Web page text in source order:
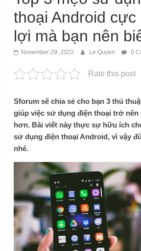
thoại Android cực
lợi mà bạn nên
November 29, 2022 Le Quyen 0
Rate this post
Sforum sẽ chia sẻ cho bạn 3 thủ
giúp việc sử dụng điện thoại trở nên
hơn. Bài viết này thực sự hữu ích
sử dụng điện thoại Android, vì vậy
nhé.